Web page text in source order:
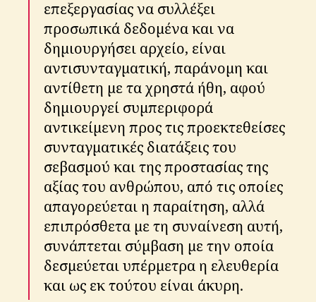
επεξεργασίας να συλλέξει
προσωπικά δεδομένα και να
δημιουργήσει αρχείο, είναι
αντισυνταγματική, παράνομη και
αντίθετη με τα χρηστά ήθη, αφού
δημιουργεί συμπεριφορά
αντικείμενη προς τις προεκτεθείσες
συνταγματικές διατάξεις του
σεβασμού και της προστασίας της
αξίας του ανθρώπου, από τις οποίες
απαγορεύεται η παραίτηση, αλλά
επιπρόσθετα με τη συναίνεση αυτή,
συνάπτεται σύμβαση με την οποία
δεσμεύεται υπέρμετρα η ελευθερία
και ως εκ τούτου είναι άκυρη.